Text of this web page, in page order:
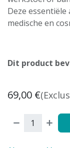
Deze
medische en
Dit product
69,00 €